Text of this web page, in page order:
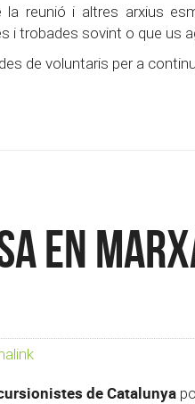
reunió i altres arxius
trobades sovint o que us
de voluntaris per a
en
de Catalunya